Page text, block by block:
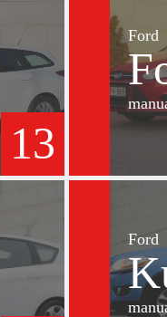
13
Ford
Ford